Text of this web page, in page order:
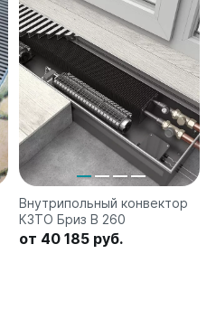
Внутрипольный конвектор
КЗТО Бриз В 260
от 40 185 руб.